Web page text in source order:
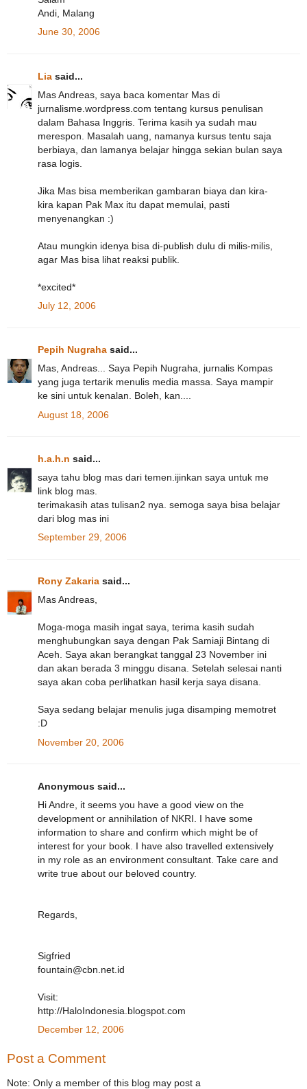
Andi, Malang
June 30, 2006
Lia said...
Mas Andreas, saya baca komentar Mas di
jurnalisme.wordpress.com tentang kursus penulisan
dalam Bahasa Inggris. Terima kasih ya sudah mau
merespon. Masalah uang, namanya kursus tentu saja
berbiaya, dan lamanya belajar hingga sekian bulan saya
rasa logis.
Jika Mas bisa memberikan gambaran biaya dan kira-
kira kapan Pak Max itu dapat memulai, pasti
menyenangkan :)
Atau mungkin idenya bisa di-publish dulu di milis-milis,
agar Mas bisa lihat reaksi publik.
*excited*
July 12, 2006
Pepih Nugraha said...
Mas, Andreas... Saya Pepih Nugraha, jurnalis Kompas
yang juga tertarik menulis media massa. Saya mampir
ke sini untuk kenalan. Boleh, kan....
August 18, 2006
h.a.h.n said...
saya tahu blog mas dari temen.ijinkan saya untuk me
link blog mas.
terimakasih atas tulisan2 nya. semoga saya bisa belajar
dari blog mas ini
September 29, 2006
Rony Zakaria said...
Mas Andreas,
Moga-moga masih ingat saya, terima kasih sudah
menghubungkan saya dengan Pak Samiaji Bintang di
Aceh. Saya akan berangkat tanggal 23 November ini
dan akan berada 3 minggu disana. Setelah selesai nanti
saya akan coba perlihatkan hasil kerja saya disana.
Saya sedang belajar menulis juga disamping memotret
:D
November 20, 2006
Anonymous said...
Hi Andre, it seems you have a good view on the
development or annihilation of NKRI. I have some
information to share and confirm which might be of
interest for your book. I have also travelled extensively
in my role as an environment consultant. Take care and
write true about our beloved country.
Regards,
Sigfried
fountain@cbn.net.id
Visit:
http://HaloIndonesia.blogspot.com
December 12, 2006
Post a Comment
Note: Only a member of this blog may post a